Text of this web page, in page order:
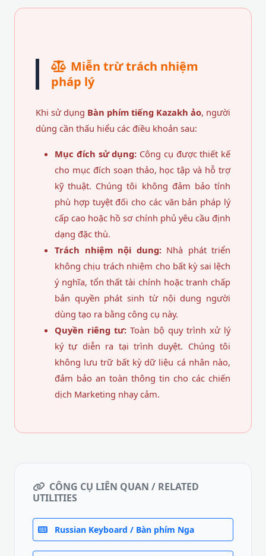
Miễn trừ trách nhiệm
pháp lý
Khi sử dụng Bàn phím tiếng Kazakh ảo, người
dùng cần thấu hiểu các điều khoản sau:
Mục đích sử dụng: Công cụ được thiết kế
cho mục đích soạn thảo, học tập và hỗ trợ
kỹ thuật. Chúng tôi không đảm bảo tính
phù hợp tuyệt đối cho các văn bản pháp lý
cấp cao hoặc hồ sơ chính phủ yêu cầu định
dạng đặc thù.
Trách nhiệm nội dung:Nhà phát triển
không chịu trách nhiệm cho bất kỳ sai lệch
ý nghĩa, tổn thất tài chính hoặc tranh chấp
bản quyền phát sinh từ nội dung người
dùng tạo ra bằng công cụ này.
Quyền riêng tư: Toàn bộ quy trình xử lý
ký tự diễn ra tại trình duyệt. Chúng tôi
không lưu trữ bất kỳ dữ liệu cá nhân nào,
đảm bảo an toàn thông tin cho các chiến
dịch Marketing nhạy cảm.
CÔNG CỤ LIÊN QUAN / RELATED
UTILITIES
Russian Keyboard / Bàn phím Nga